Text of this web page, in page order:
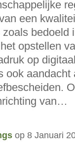
een
bedoeld
opstellen
op
ook aandacht
van…
op 8 Januari